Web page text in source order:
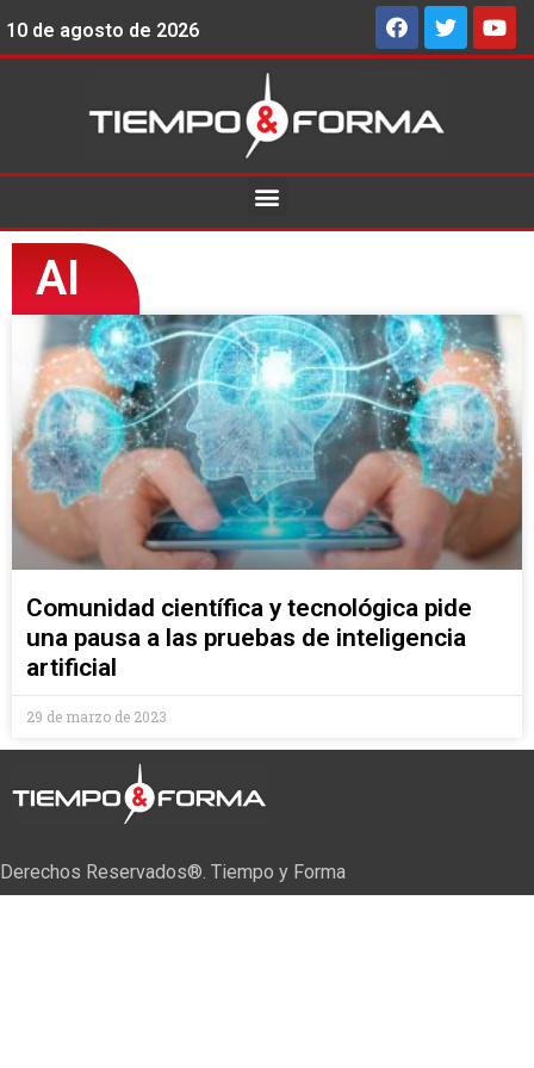
10 de agosto de 2026
AI
Comunidad científica y tecnológica pide
una pausa a las pruebas de inteligencia
artificial
29 de marzo de 2023
Derechos Reservados®. Tiempo y Forma